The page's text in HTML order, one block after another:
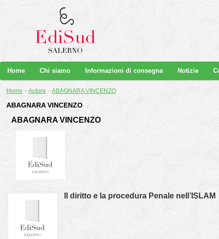
Home Chi siamo Informazioni di consegna Notizie
Home » Autore » ABAGNARA VINCENZO
ABAGNARA VINCENZO
ABAGNARA VINCENZO
Il diritto e la procedura Penale nell’ISLAM